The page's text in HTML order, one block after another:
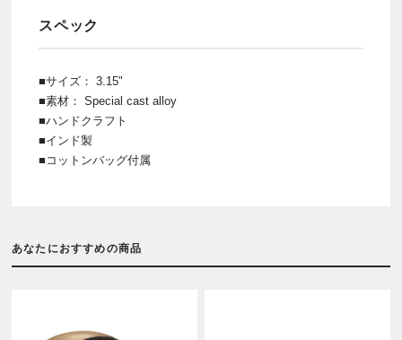
スペック
■サイズ： 3.15"
■素材： Special cast alloy
■ハンドクラフト
■インド製
■コットンバッグ付属
あなたにおすすめの商品